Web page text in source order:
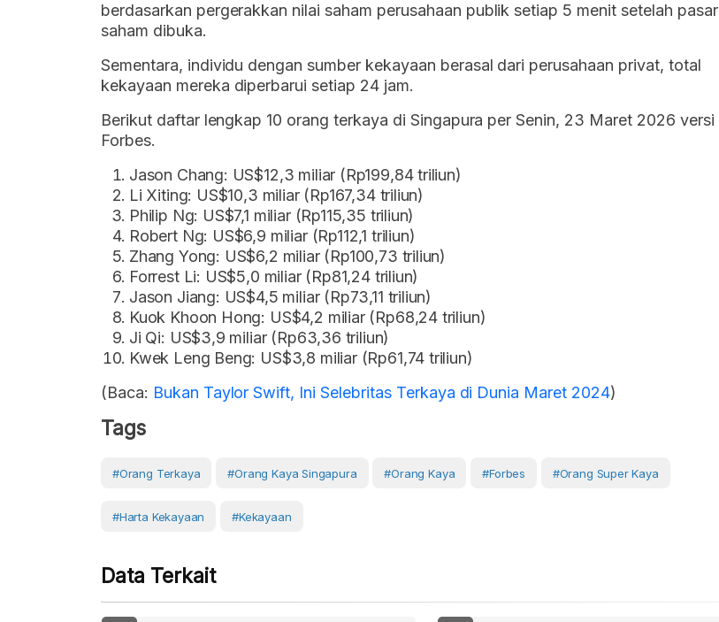
berdasarkan pergerakkan nilai saham perusahaan publik setiap 5 menit setelah pasar
saham dibuka.
Sementara, individu dengan sumber kekayaan berasal dari perusahaan privat, total
kekayaan mereka diperbarui setiap 24 jam.
Berikut daftar lengkap 10 orang terkaya di Singapura per Senin, 23 Maret 2026 versi
Forbes.
Jason Chang: US$12,3 miliar (Rp199,84 triliun)
Li Xiting: US$10,3 miliar (Rp167,34 triliun)
Philip Ng: US$7,1 miliar (Rp115,35 triliun)
Robert Ng: US$6,9 miliar (Rp112,1 triliun)
Zhang Yong: US$6,2 miliar (Rp100,73 triliun)
Forrest Li: US$5,0 miliar (Rp81,24 triliun)
Jason Jiang: US$4,5 miliar (Rp73,11 triliun)
Kuok Khoon Hong: US$4,2 miliar (Rp68,24 triliun)
Ji Qi: US$3,9 miliar (Rp63,36 triliun)
Kwek Leng Beng: US$3,8 miliar (Rp61,74 triliun)
(Baca: Bukan Taylor Swift, Ini Selebritas Terkaya di Dunia Maret 2024)
Tags
#orang Terkaya #Orang Kaya Singapura #orang Kaya #Forbes #Orang Super Kaya
#Harta Kekayaan #Kekayaan
Data Terkait